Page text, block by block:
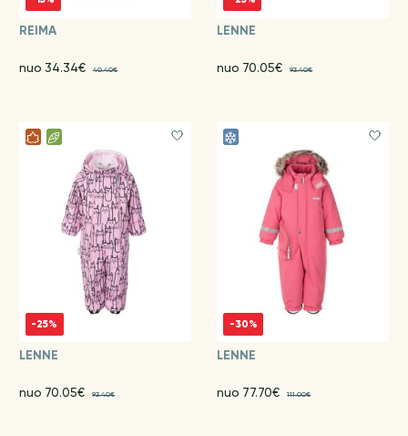
REIMA
nuo 34.34€ 40.40€
LENNE
nuo 70.05€ 93.40€
-25%
LENNE
nuo 70.05€ 93.40€
-30%
LENNE
nuo 77.70€ 111.00€